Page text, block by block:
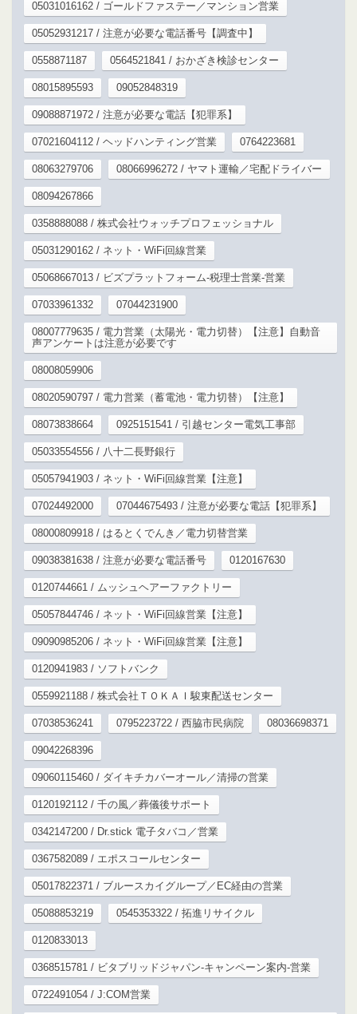
05031016162 / ゴールドファステー／マンション営業
05052931217 / 注意が必要な電話番号【調査中】
0558871187 0564521841 / おかざき検診センター
08015895593 09052848319
09088871972 / 注意が必要な電話【犯罪系】
07021604112 / ヘッドハンティング営業 0764223681
08063279706 08066996272 / ヤマト運輸／宅配ドライバー
08094267866
0358888088 / 株式会社ウォッチプロフェッショナル
05031290162 / ネット・WiFi回線営業
05068667013 / ビズプラットフォーム-税理士営業-営業
07033961332 07044231900
08007779635 / 電力営業（太陽光・電力切替）【注意】自動音
声アンケートは注意が必要です
08008059906
08020590797 / 電力営業（蓄電池・電力切替）【注意】
08073838664 0925151541 / 引越センター電気工事部
05033554556 / 八十二長野銀行
05057941903 / ネット・WiFi回線営業【注意】
07024492000 07044675493 / 注意が必要な電話【犯罪系】
08000809918 / はるとくでんき／電力切替営業
09038381638 / 注意が必要な電話番号 0120167630
0120744661 / ムッシュヘアーファクトリー
05057844746 / ネット・WiFi回線営業【注意】
09090985206 / ネット・WiFi回線営業【注意】
0120941983 / ソフトバンク
0559921188 / 株式会社ＴＯＫＡＩ駿東配送センター
07038536241 0795223722 / 西脇市民病院 08036698371
09042268396
09060115460 / ダイキチカバーオール／清掃の営業
0120192112 / 千の風／葬儀後サポート
0342147200 / Dr.stick 電子タバコ／営業
0367582089 / エポスコールセンター
05017822371 / ブルースカイグループ／EC経由の営業
05088853219 0545353322 / 拓進リサイクル
0120833013
0368515781 / ビタブリッドジャパン-キャンペーン案内-営業
0722491054 / J:COM営業